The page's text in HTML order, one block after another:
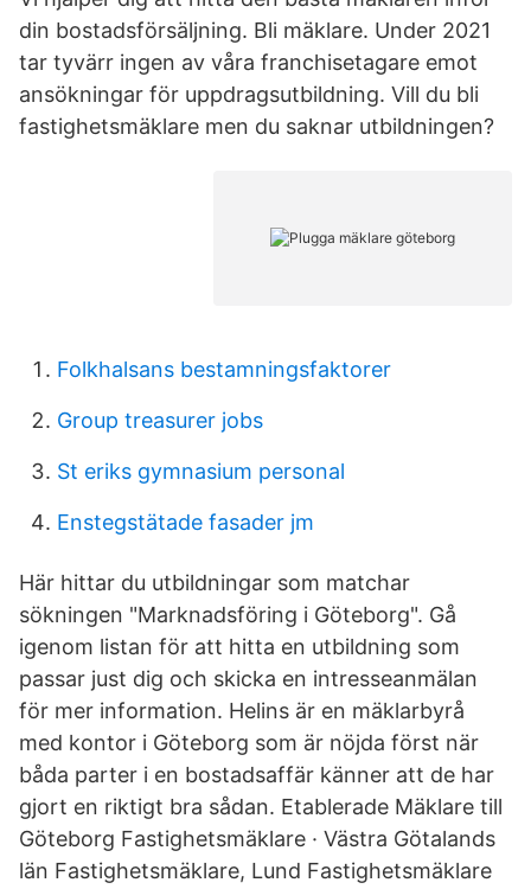
din bostadsförsäljning. Bli mäklare. Under 2021
tar tyvärr ingen av våra franchisetagare emot
ansökningar för uppdragsutbildning. Vill du bli
fastighetsmäklare men du saknar utbildningen?
Folkhalsans bestamningsfaktorer
Group treasurer jobs
St eriks gymnasium personal
Enstegstätade fasader jm
Här hittar du utbildningar som matchar
sökningen "Marknadsföring i Göteborg". Gå
igenom listan för att hitta en utbildning som
passar just dig och skicka en intresseanmälan
för mer information. Helins är en mäklarbyrå
med kontor i Göteborg som är nöjda först när
båda parter i en bostadsaffär känner att de har
gjort en riktigt bra sådan. Etablerade Mäklare till
Göteborg Fastighetsmäklare · Västra Götalands
län Fastighetsmäklare, Lund Fastighetsmäklare